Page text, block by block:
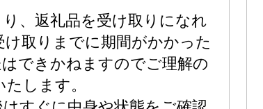
り、返礼品を受け取りになれ
取りまでに期間がかかった
できかねますのでご理解の
します。